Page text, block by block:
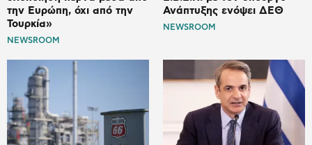
την Ευρώπη, όχι από την
Τουρκία»
NEWSROOM
Ανάπτυξης ενόψει ΔΕΘ
NEWSROOM